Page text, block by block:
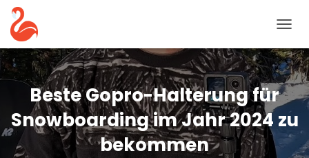
A
V
I
G
A
T
I
O
Beste Gopro-Halterung für
Snowboarding im Jahr 2024 zu
bekommen